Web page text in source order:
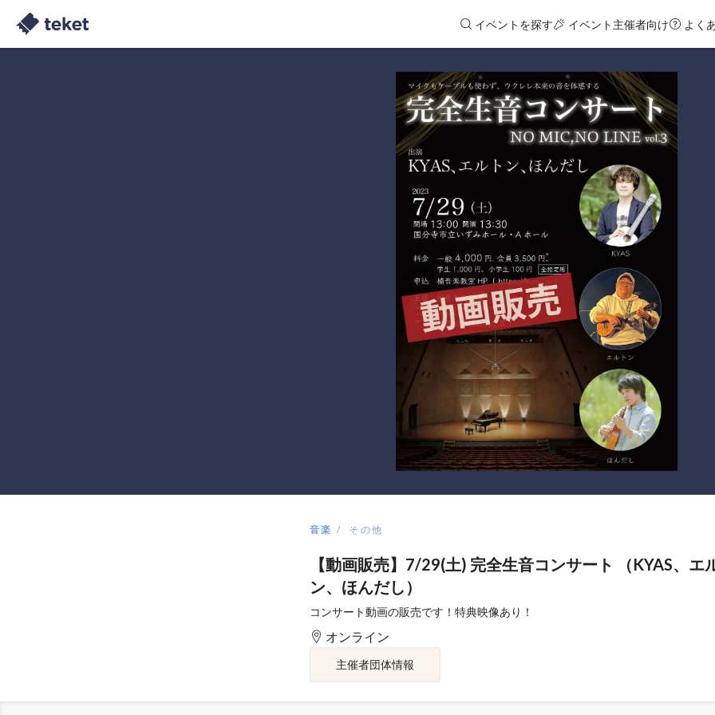
イベントを探す イベント主催者向け よく
音楽 その他
【動画販売】7/29(土) 完全生音コンサート （KYAS、エ
ン、ほんだし）
コンサート動画の販売です！特典映像あり！
オンライン
主催者団体情報